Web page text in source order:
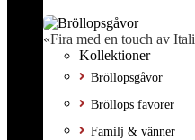
«Fira med en touch av
Kollektioner
Bröllopsgåvor
Bröllops favorer
Familj & vänner